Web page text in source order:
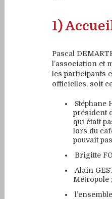
1)
Pascal
l’association et
les participants
officielles, soit
Stéphane
président
qui était
lors du
pouvait
Brigitte
Alain
Métropole ;